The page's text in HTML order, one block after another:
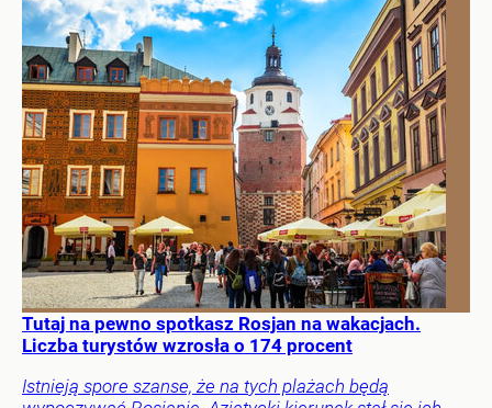
Tutaj na pewno spotkasz Rosjan na wakacjach.
Liczba turystów wzrosła o 174 procent
Istnieją spore szanse, że na tych plażach będą